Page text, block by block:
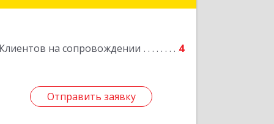
Клиентов на сопровождении 4
Отправить заявку
Отправить заявку